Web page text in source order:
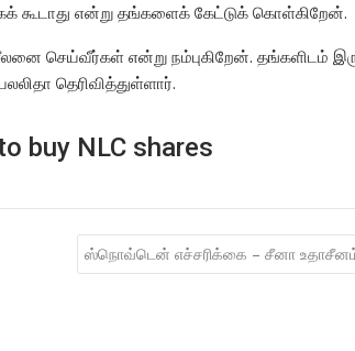
என்று தங்களைக் கேட்டுக் கொள்கிறேன்.
செய்வீர்கள் என்று நம்புகிறேன். தங்களிடம்
தெரிவித்துள்ளார்.
buy NLC shares
ஸ்நொவ்டென் எச்சரிக்கை – சீனா